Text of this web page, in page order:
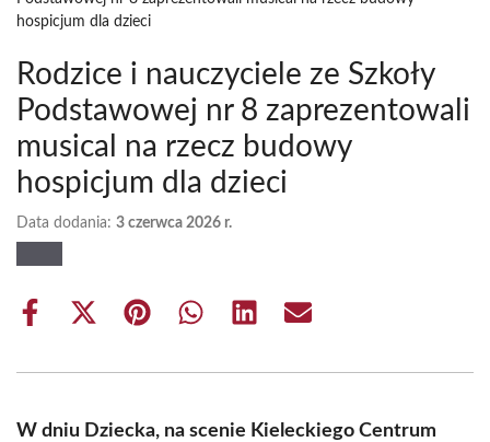
hospicjum dla dzieci
Rodzice i nauczyciele ze Szkoły
Podstawowej nr 8 zaprezentowali
musical na rzecz budowy
hospicjum dla dzieci
Data dodania: 3 czerwca 2026 r.
Share
Share
(Twitter)
Share Share Share Share
W dniu Dziecka, na scenie Kieleckiego Centrum